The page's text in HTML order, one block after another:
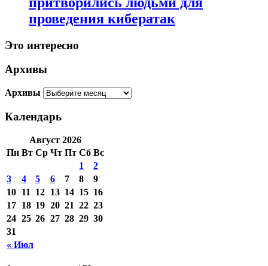
проведения кибератак
Это интересно
Архивы
Архивы
Календарь
Август 2026
Пн Вт Ср Чт Пт Сб Вс
« Июл
1
2
3
4 5 6 7 8
9
10 11 12 13 14 15 16
17 18 19 20 21 22 23
24 25 26 27 28 29 30
31